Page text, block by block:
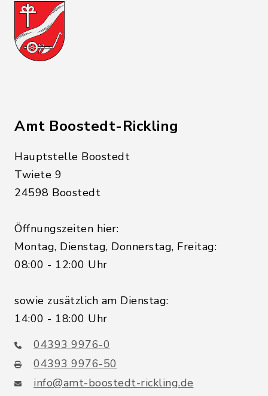
Amt Boostedt-Rickling
Hauptstelle Boostedt
Twiete 9
24598 Boostedt
Öffnungszeiten hier:
Montag, Dienstag, Donnerstag, Freitag:
08:00 - 12:00 Uhr
sowie zusätzlich am Dienstag:
14:00 - 18:00 Uhr
04393 9976-0
04393 9976-50
info@amt-boostedt-rickling.de